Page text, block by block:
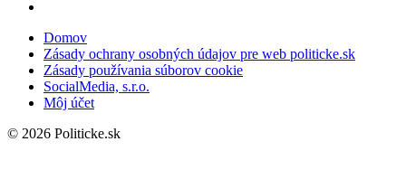
Domov
Zásady ochrany osobných údajov pre web politicke.sk
Zásady používania súborov cookie
SocialMedia, s.r.o.
Môj účet
© 2026 Politicke.sk